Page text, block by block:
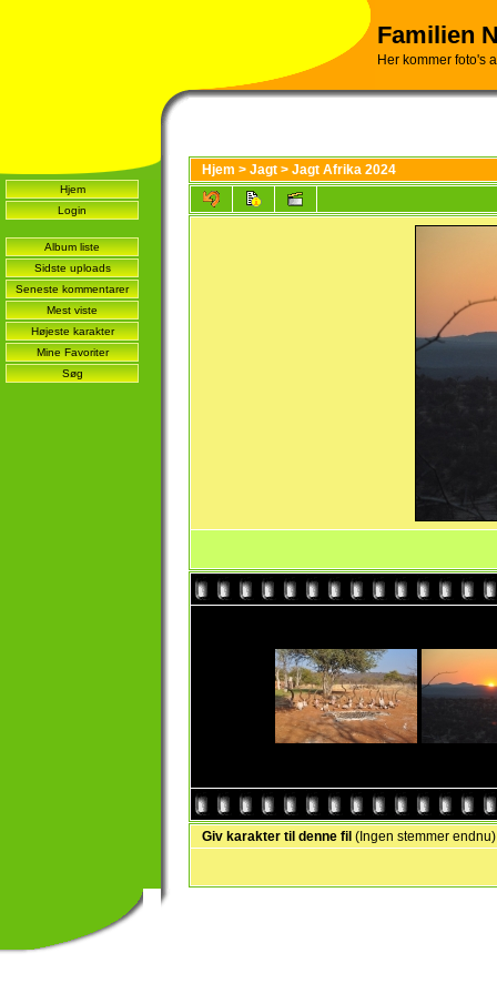
Familien
Her kommer foto's
Hjem
Login
Album liste
Sidste uploads
Seneste kommentarer
Mest viste
Højeste karakter
Mine Favoriter
Søg
Hjem > Jagt > Jagt Afrika 2024
Giv karakter til denne fil (Ingen stemmer endnu)